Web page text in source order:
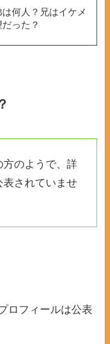
何人？兄はイケメ
った？
のようで、詳
表されていませ
ロフィールは公表